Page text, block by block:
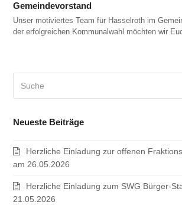
Gemeindevorstand
Unser motiviertes Team für Hasselroth im
der erfolgreichen Kommunalwahl möchten wir
Neueste Beiträge
Herzliche Einladung zur offenen
am 26.05.2026
Herzliche Einladung zum SWG Bürger-
21.05.2026